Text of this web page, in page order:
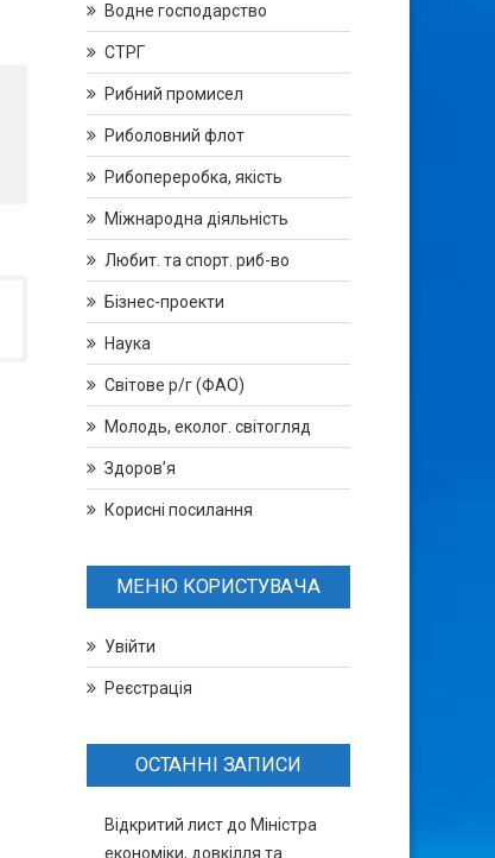
Водне господарство
СТРГ
Рибний промисел
Риболовний флот
Рибопереробка, якість
Міжнародна діяльність
Любит. та спорт. риб-во
Бізнес-проекти
Наука
Світове р/г (ФАО)
Молодь, еколог. світогляд
Здоров’я
Корисні посилання
МЕНЮ КОРИСТУВАЧА
Увійти
Реєстрація
ОСТАННІ ЗАПИСИ
Відкритий лист до Міністра
економіки, довкілля та